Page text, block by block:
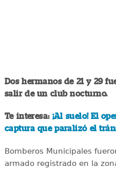
Dos hermanos de 21 y 29
salir de un club nocturno.
Te interesa: ¡Al suelo! El
captura que paralizó el
Bomberos Municipales
armado registrado en la